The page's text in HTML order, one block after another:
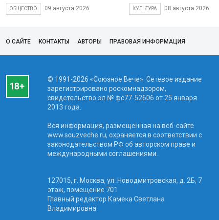
ОБЩЕСТВО 09 августа 2026 КУЛЬТУРА 08 августа 2026
О САЙТЕ КОНТАКТЫ АВТОРЫ ПРАВОВАЯ ИНФОРМАЦИЯ
© 1991-2026 «Союзное Вече». Сетевое издание
зарегистрировано роскомнадзором,
свидетельство эл № фc77-52606 от 25 января
2013 года.
Вся информация, размещенная на веб-сайте
www.souzveche.ru, охраняется в соответствии с
законодательством РФ об авторском праве и
международными соглашениями.
127015, г. Москва, ул. Новодмитровская, д. 2Б, 7
этаж, помещение 701
Главный редактор Камека Светлана
Владимировна